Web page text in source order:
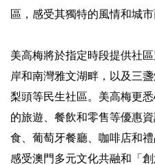
區，感受其獨特的風情和城市
美高梅將於指定時段提供社
岸和南灣雅文湖畔，以及三
梨頭等民生社區。美高梅更
的旅遊、餐飲和零售等優惠
食、葡萄牙餐廳、咖啡店和
感受澳門多元文化共融和「